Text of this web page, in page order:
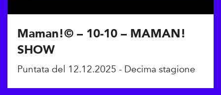
Maman!© – 10-10 – MAMAN!
SHOW
Puntata del 12.12.2025 - Decima stagione